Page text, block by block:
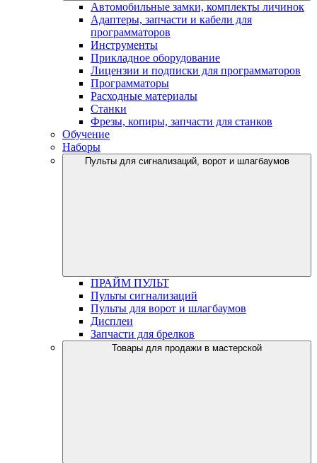
Автомобильные замки, комплекты личинок
Адаптеры, запчасти и кабели для
программаторов
Инструменты
Прикладное оборудование
Лицензии и подписки для программаторов
Программаторы
Расходные материалы
Станки
Фрезы, копиры, запчасти для станков
Обучение
Наборы
Пульты для сигнализаций, ворот и шлагбаумов
ПРАЙМ ПУЛЬТ
Пульты сигнализаций
Пульты для ворот и шлагбаумов
Дисплеи
Запчасти для брелков
Товары для продажи в мастерской